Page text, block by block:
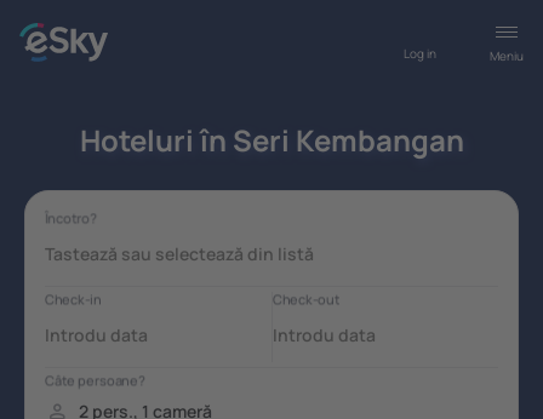
Meniu
Log in
Hoteluri în Seri Kembangan